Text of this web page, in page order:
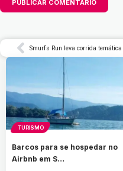
TURISMO
Barcos para se hospedar no
Airbnb em S…